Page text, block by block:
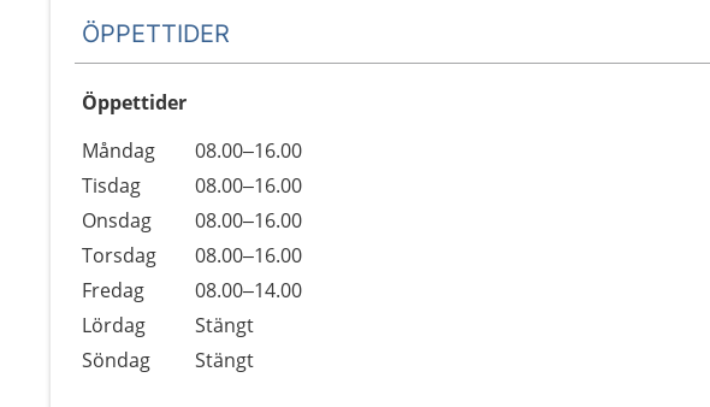
ÖPPETTIDER
Öppettider
Dag
Öppettider
Kommentarer
Måndag
08.00–16.00
Tisdag
08.00–16.00
Onsdag
08.00–16.00
Torsdag
08.00–16.00
Fredag
08.00–14.00
Lördag
Stängt
Söndag
Stängt